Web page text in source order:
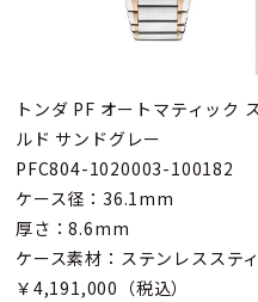
トンダ PF オートマティック
ルド サンドグレー
PFC804-1020003-100182
ケース径：36.1mm
厚さ：8.6mm
ケース素材：ステンレスステ
￥4,191,000（税込）